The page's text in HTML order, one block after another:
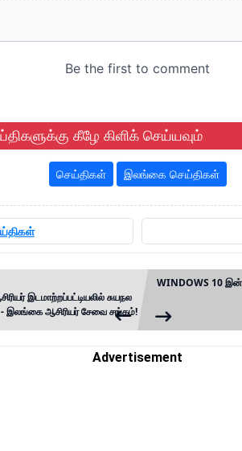
கீழே கிளிக் செய்யவும்
செய்திகள் இலங்கை செய்திகள்
இடமாற்றப்பட்டியலில் சுயநல
- இலங்கை ஆசிரியர் சேவை சங்கம்!
WINDOWS 10 இன்
Advertisement